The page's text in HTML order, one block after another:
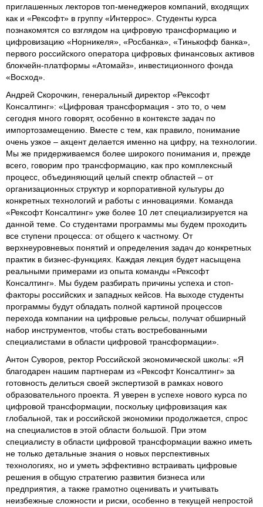
приглашенных лекторов топ-менеджеров компаний, входящих
как и «Рексофт» в группу «Интеррос». Студенты курса
познакомятся со взглядом на цифровую трансформацию и
цифровизацию «Норникеля», «Росбанка», «Тинькофф банка»,
первого российского оператора цифровых финансовых активов
блокчейн-платформы «Атомайз», инвестиционного фонда
«Восход».
Андрей Скорочкин, генеральный директор «Рексофт
Консалтинг»: «Цифровая трансформация - это то, о чем
сегодня много говорят, особенно в контексте задач по
импортозамещению. Вместе с тем, как правило, понимание
очень узкое – акцент делается именно на цифру, на технологии.
Мы же придерживаемся более широкого понимания и, прежде
всего, говорим про трансформацию, как про комплексный
процесс, объединяющий целый спектр областей – от
организационных структур и корпоративной культуры до
конкретных технологий и работы с инновациями. Команда
«Рексофт Консалтинг» уже более 10 лет специализируется на
данной теме. Со студентами программы мы будем проходить
все ступени процесса: от общего к частному. От
верхнеуровневых понятий и определения задач до конкретных
практик в бизнес-функциях. Каждая лекция будет насыщена
реальными примерами из опыта команды «Рексофт
Консалтинг». Мы будем разбирать причины успеха и стоп-
факторы российских и западных кейсов. На выходе студенты
программы будут обладать полной картиной процессов
перехода компании на цифровые рельсы, получат обширный
набор инструментов, чтобы стать востребованными
специалистами в области цифровой трансформации».
Антон Суворов, ректор Российской экономической школы: «Я
благодарен нашим партнерам из «Рексофт Консалтинг» за
готовность делиться своей экспертизой в рамках нового
образовательного проекта. Я уверен в успехе нового курса по
цифровой трансформации, поскольку цифровизация как
глобальной, так и российской экономики продолжается, спрос
на специалистов в этой области большой. При этом
специалисту в области цифровой трансформации важно иметь
не только детальные знания о новых перспективных
технологиях, но и уметь эффективно встраивать цифровые
решения в общую стратегию развития бизнеса или
предприятия, а также грамотно оценивать и учитывать
неизбежные сложности и риски, особенно в текущей непростой